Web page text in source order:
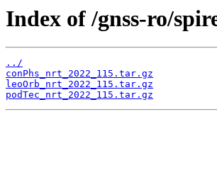
Index of /gnss-ro/
../
conPhs_nrt_2022_115.tar.gz
leoOrb_nrt_2022_115.tar.gz
podTec_nrt_2022_115.tar.gz